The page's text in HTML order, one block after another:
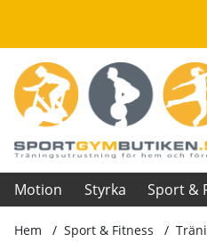
Motion Styrka Sport &
Hem Sport & Fitness